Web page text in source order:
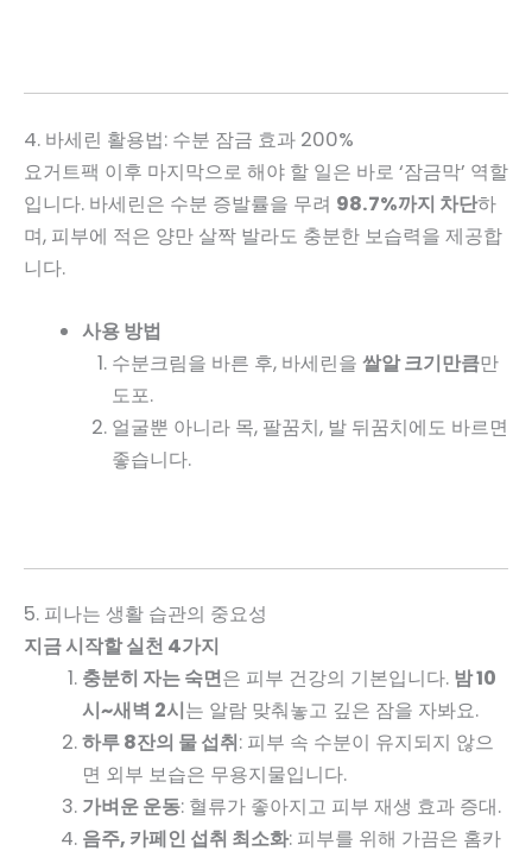
4. 바세린 활용법: 수분 잠금 효과 200%
요거트팩 이후 마지막으로 해야 할 일은 바로 ‘잠금막’ 역할
입니다. 바세린은 수분 증발률을 무려 98.7%까지 차단하
며, 피부에 적은 양만 살짝 발라도 충분한 보습력을 제공합
니다.
사용 방법
수분크림을 바른 후, 바세린을 쌀알 크기만큼만
도포.
얼굴뿐 아니라 목, 팔꿈치, 발 뒤꿈치에도 바르면
좋습니다.
5. 피나는 생활 습관의 중요성
지금 시작할 실천 4가지
충분히 자는 숙면은 피부 건강의 기본입니다. 밤 10
시~새벽 2시는 알람 맞춰놓고 깊은 잠을 자봐요.
하루 8잔의 물 섭취: 피부 속 수분이 유지되지 않으
면 외부 보습은 무용지물입니다.
가벼운 운동: 혈류가 좋아지고 피부 재생 효과 증대.
음주, 카페인 섭취 최소화: 피부를 위해 가끔은 홈카